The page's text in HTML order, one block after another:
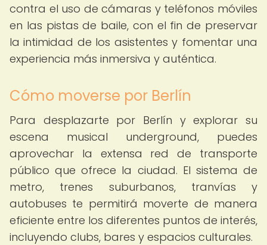
contra el uso de cámaras y teléfonos móviles
en las pistas de baile, con el fin de preservar
la intimidad de los asistentes y fomentar una
experiencia más inmersiva y auténtica.
Cómo moverse por Berlín
Para desplazarte por Berlín y explorar su
escena musical underground, puedes
aprovechar la extensa red de transporte
público que ofrece la ciudad. El sistema de
metro, trenes suburbanos, tranvías y
autobuses te permitirá moverte de manera
eficiente entre los diferentes puntos de interés,
incluyendo clubs, bares y espacios culturales.